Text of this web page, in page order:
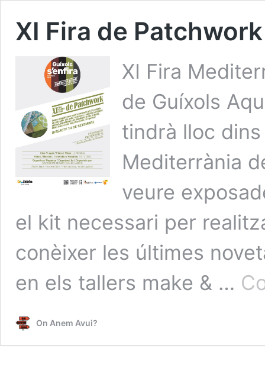
XI Fira de
XI Fira
de Guíxols
tindrà lloc dins
Mediterrània
veure
el kit necessari per
conèixer les últimes
en els tallers make & …
On Anem Avui?